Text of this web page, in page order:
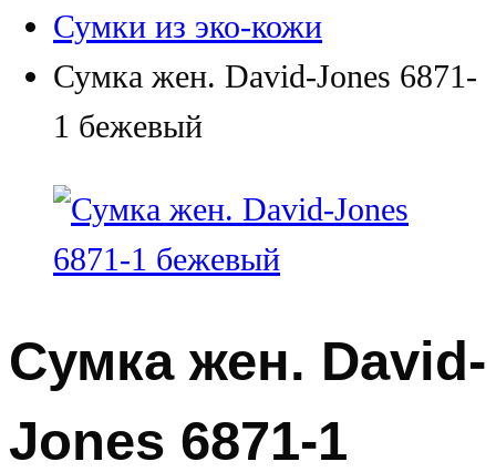
Сумки из эко-кожи
Сумка жен. David-Jones 6871-
1 бежевый
Сумка жен. David-
Jones 6871-1